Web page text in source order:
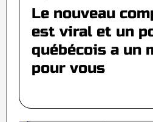
Le nouveau
est viral et un
québécois a un
pour vous